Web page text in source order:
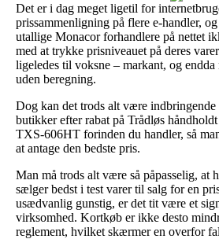
Det er i dag meget ligetil for
prissammenligning på flere e-handler,
utallige Monacor forhandlere på nettet
med at trykke prisniveauet på deres
ligeledes til voksne – markant, og
uden beregning.
Dog kan det trods alt være
butikker efter rabat på Trådløs
TXS-606HT forinden du handler, så
at antage den bedste pris.
Man må trods alt være så påpasselig, at
sælger bedst i test varer til salg for en
usædvanlig gunstig, er det tit være et
virksomhed. Kortkøb er ikke desto
reglement, hvilket skærmer en overfor